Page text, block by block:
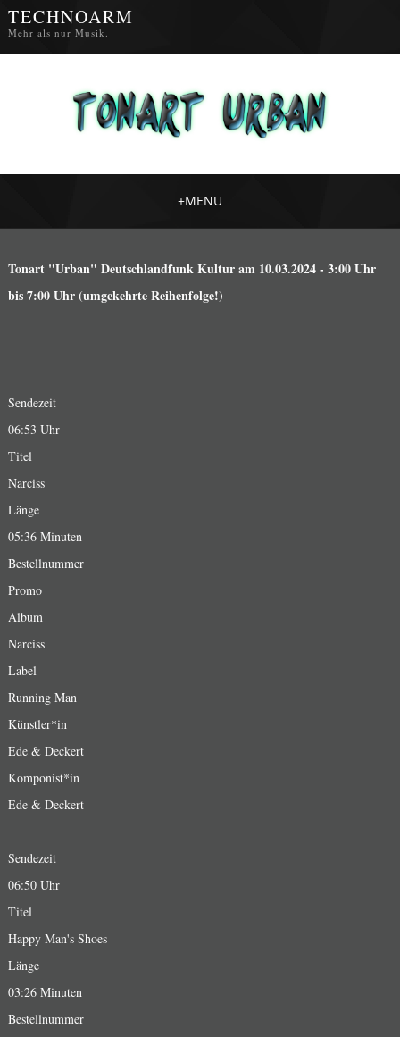
TECHNOARM
Mehr als nur Musik.
+MENU
Tonart "Urban" Deutschlandfunk Kultur am 10.03.2024 - 3:00 Uhr
bis 7:00 Uhr (umgekehrte Reihenfolge!)
Sendezeit
06:53 Uhr
Titel
Narciss
Länge
05:36 Minuten
Bestellnummer
Promo
Album
Narciss
Label
Running Man
Künstler*in
Ede & Deckert
Komponist*in
Ede & Deckert
Sendezeit
06:50 Uhr
Titel
Happy Man's Shoes
Länge
03:26 Minuten
Bestellnummer